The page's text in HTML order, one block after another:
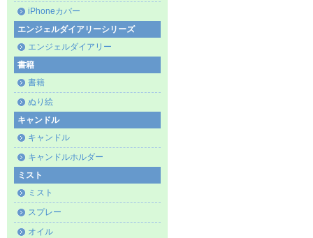
iPhoneカバー
エンジェルダイアリーシリーズ
エンジェルダイアリー
書籍
書籍
ぬり絵
キャンドル
キャンドル
キャンドルホルダー
ミスト
ミスト
スプレー
オイル